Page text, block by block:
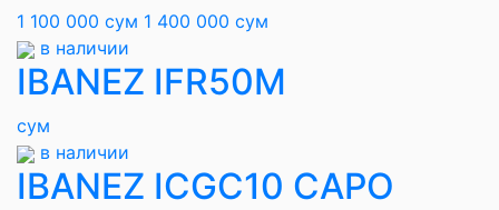
1 100 000 сум 1 400 000 сум
в наличии
IBANEZ IFR50M
сум
в наличии
IBANEZ ICGC10 CAPO